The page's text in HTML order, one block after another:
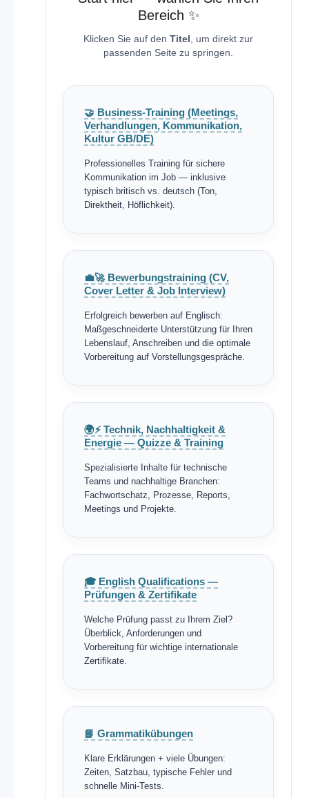
Bereich ✨
Klicken Sie auf den Titel , um direkt zur
passenden Seite zu springen.
🤝 Business-Training (Meetings,
Verhandlungen, Kommunikation,
Kultur GB/DE)
Professionelles Training für sichere
Kommunikation im Job — inklusive
typisch britisch vs. deutsch (Ton,
Direktheit, Höflichkeit).
💼🚀 Bewerbungstraining (CV,
Cover Letter & Job Interview)
Erfolgreich bewerben auf Englisch:
Maßgeschneiderte Unterstützung für Ihren
Lebenslauf, Anschreiben und die optimale
Vorbereitung auf Vorstellungsgespräche.
🌍⚡ Technik, Nachhaltigkeit &
Energie — Quizze & Training
Spezialisierte Inhalte für technische
Teams und nachhaltige Branchen:
Fachwortschatz, Prozesse, Reports,
Meetings und Projekte.
🎓 English Qualifications —
Prüfungen & Zertifikate
Welche Prüfung passt zu Ihrem Ziel?
Überblick, Anforderungen und
Vorbereitung für wichtige internationale
Zertifikate.
📘 Grammatikübungen
Klare Erklärungen + viele Übungen:
Zeiten, Satzbau, typische Fehler und
schnelle Mini-Tests.